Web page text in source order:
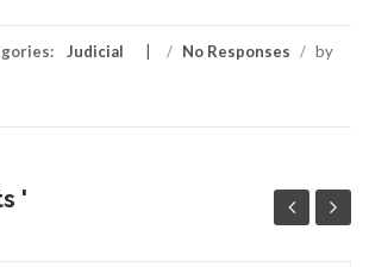
Judicial / No Responses / by
'